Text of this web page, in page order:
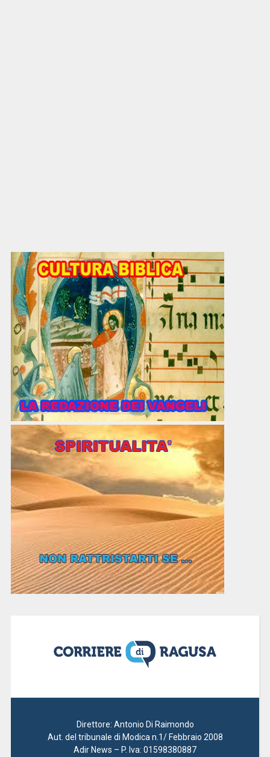
Direttore: Antonio Di Raimondo
Aut. del tribunale di Modica n.1/ Febbraio 2008
Adir News – P. Iva: 01598380887